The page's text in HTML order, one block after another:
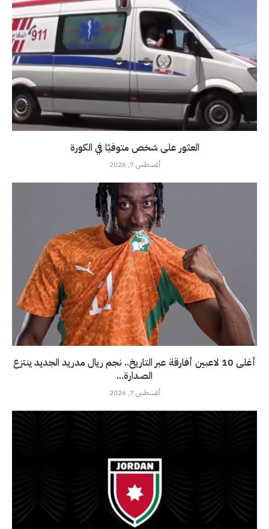
العثور على شخص متوفيًا في الكورة
أغسطس 7, 2026
أغلى 10 لاعبين أفارقة عبر التاريخ.. نجم ريال مدريد الجديد ينتزع
الصدارة...
أغسطس 7, 2026